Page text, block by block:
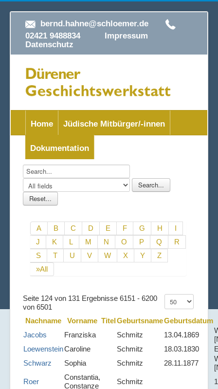
bernd.hahne@schloemer.de
02421 9488834 Impressum
Datenschutz
Home Jüdische Mitbürger/-innen
Dokumentation
A B C D E F G H
I
J
K L M N O P Q
R
S
T U V W X Y
Z
»All
Seite 124 von 131 Ergebnisse 6151 - 6200
von 6501
Nachname
Vorname TitelGeburtsnameGeburtsdatum
Jacobs
Franziska Schmitz 13.04.1869
LoewensteinCaroline Schmitz 18.03.1830
Schwarz
Sophia Schmitz 28.11.1877
Roer
Constantia,
Constanze
Schmitz